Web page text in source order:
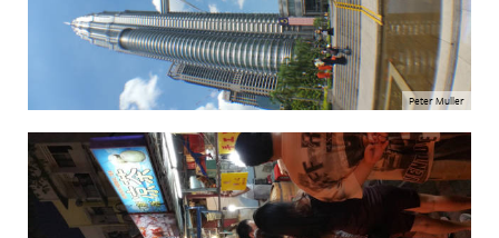
Peter Muller